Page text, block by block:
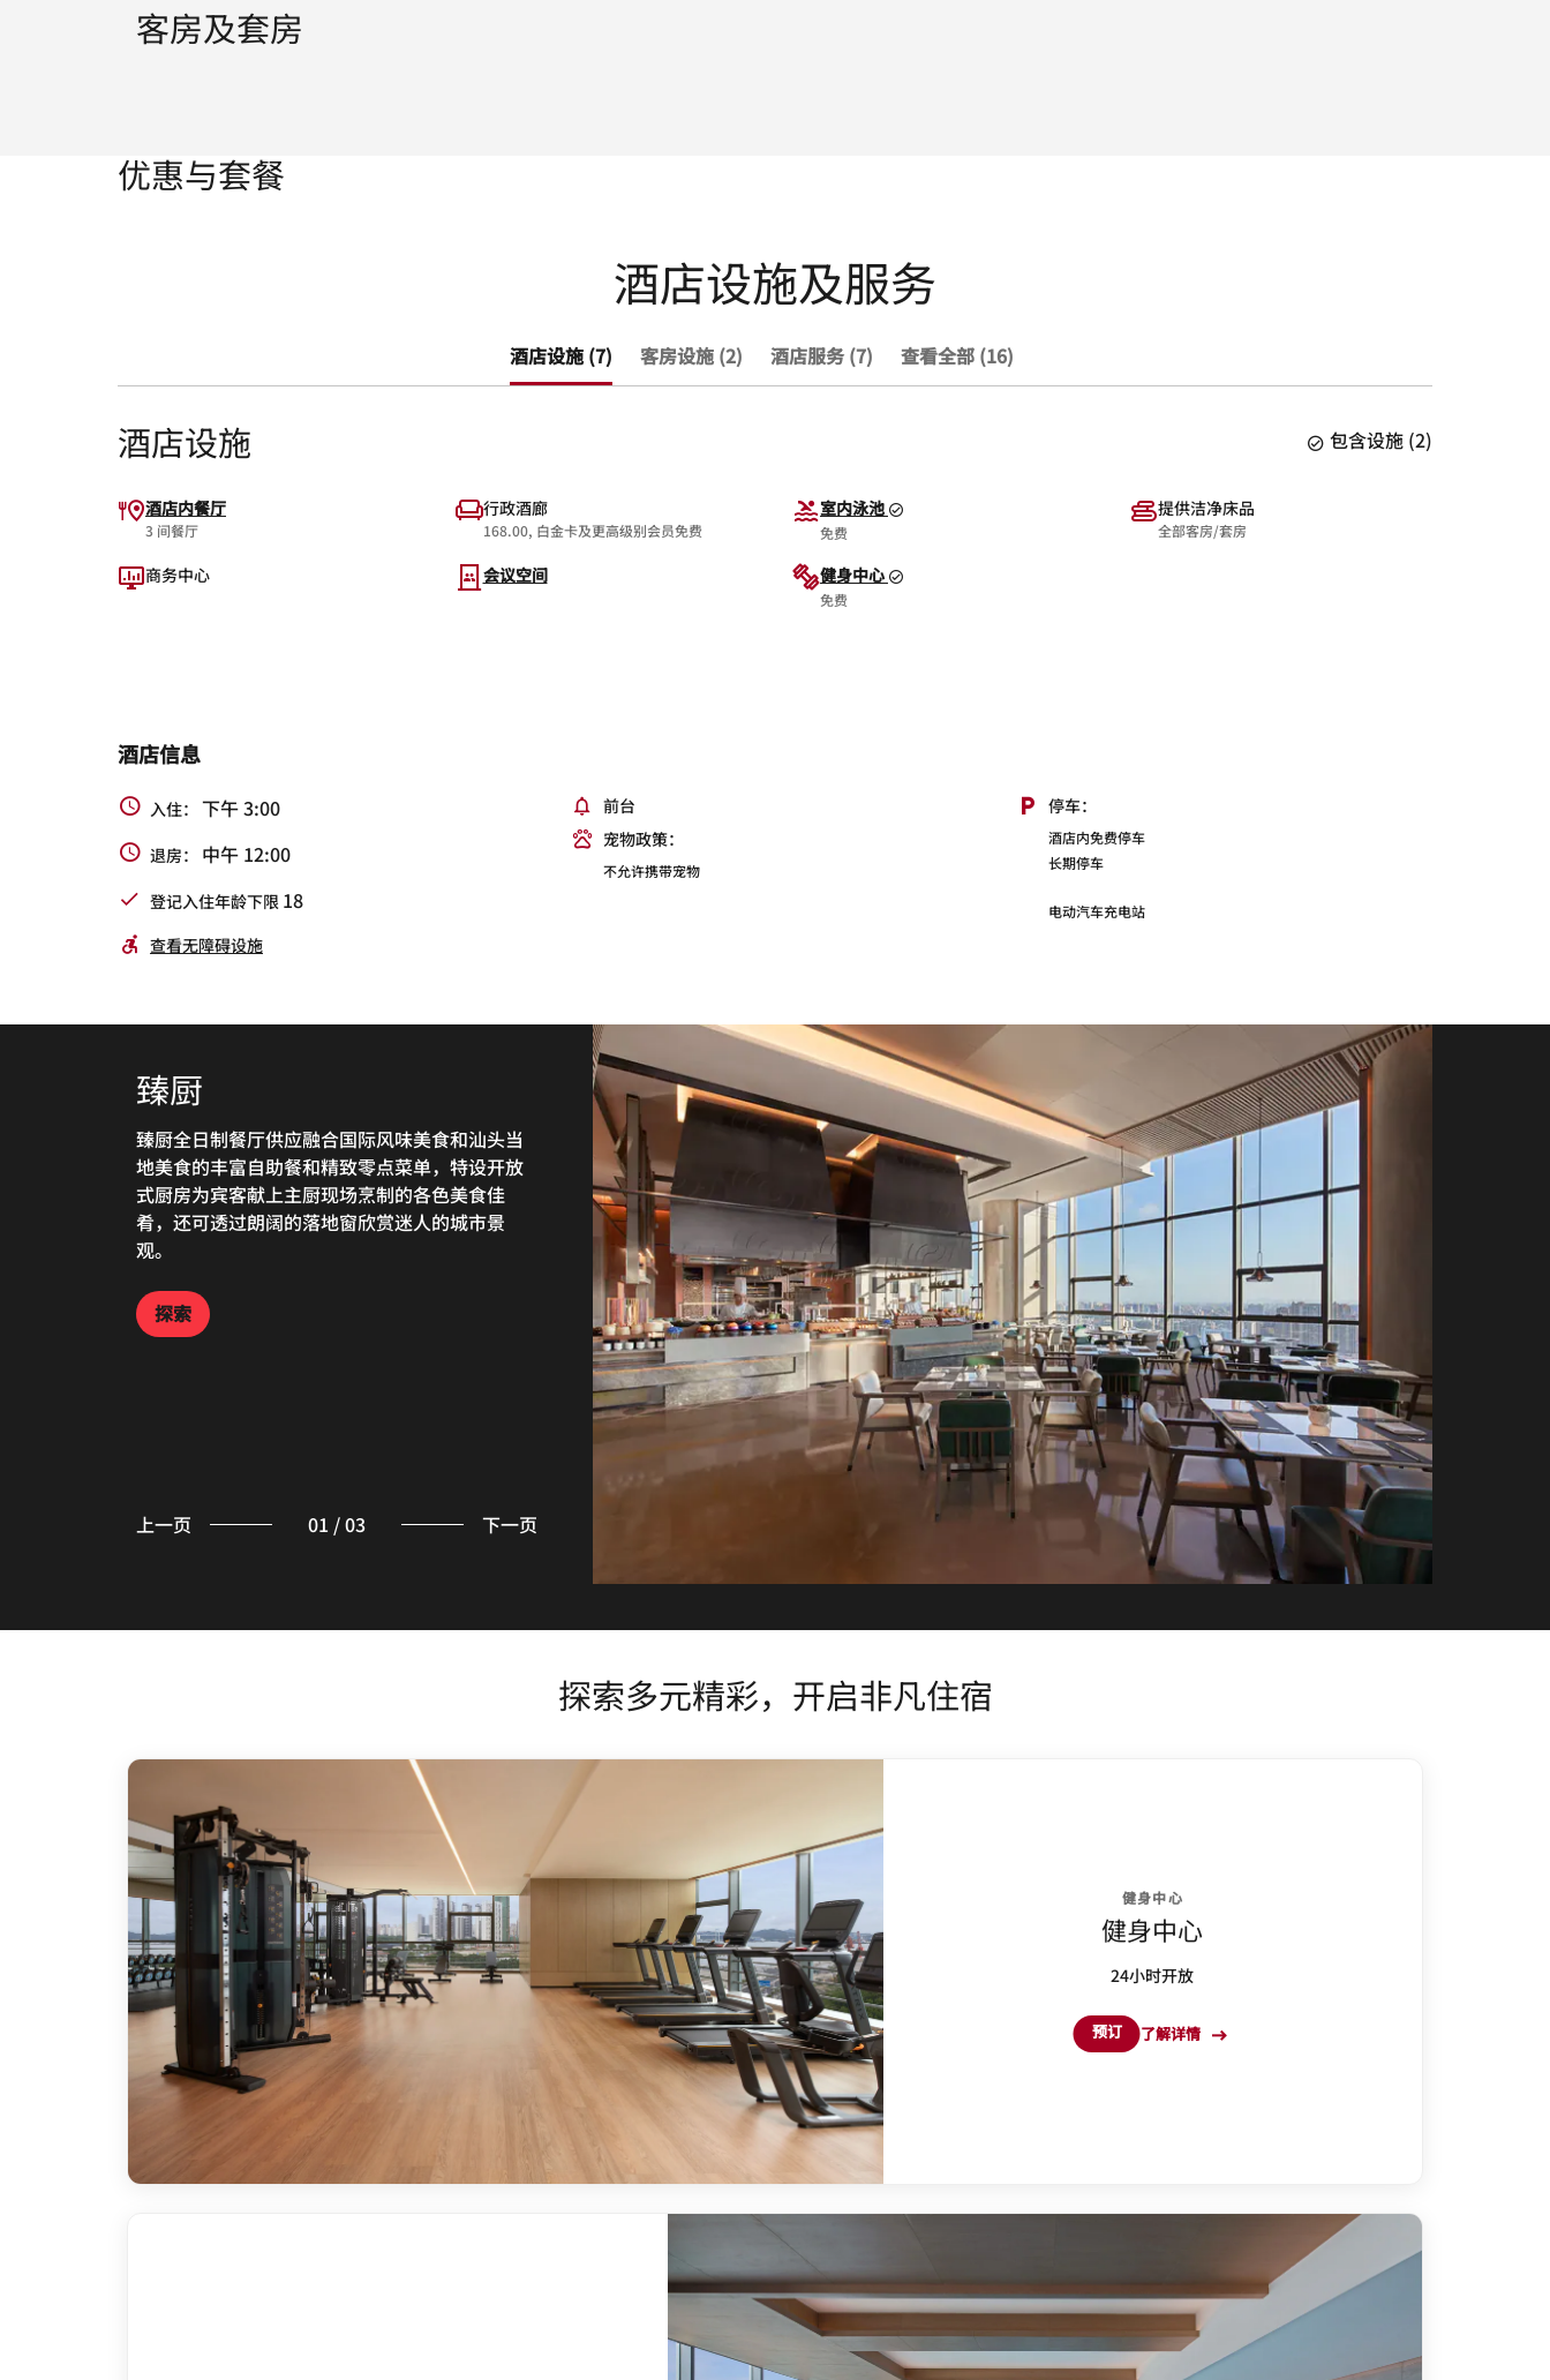
客房及套房
优惠与套餐
酒店设施及服务
酒店设施 (7) 客房设施 (2) 酒店服务 (7) 查看全部 (16)
酒店设施 包含设施 (2)
酒店内餐厅
3 间餐厅
行政酒廊
168.00, 白金卡及更高级别会员免费
室内泳池
免费
提供洁净床品
全部客房/套房
商务中心 会议空间 健身中心
免费
酒店信息
入住： 下午 3:00
退房： 中午 12:00
登记入住年龄下限 18
查看无障碍设施
前台
宠物政策：
不允许携带宠物
停车：
酒店内免费停车
长期停车
电动汽车充电站
臻厨
臻厨全日制餐厅供应融合国际风味美食和汕头当
地美食的丰富自助餐和精致零点菜单，特设开放
式厨房为宾客献上主厨现场烹制的各色美食佳
肴，还可透过朗阔的落地窗欣赏迷人的城市景
观。
探索
万豪中餐厅
万豪酒店标志性的万豪中餐厅主理地道潮汕特色
风味及新派粤菜美馔，并设有八间雅致的景观包
厢，是商务用餐及亲友聚会的理想之选。
探索
大堂酒廊
大堂酒廊为宾客打造一处集多功能风格和用途于
一体的活力社交之所，日间出品各式精品咖啡、
甜点和下午茶，夜间这里则变换为一处时尚酒
吧，奉上特调鸡尾酒搭配多款风味小吃。
探索
上一页 01 /03 下一页
探索多元精彩，开启非凡住宿
健身中心
健身中心
24小时开放
预订 了解详情